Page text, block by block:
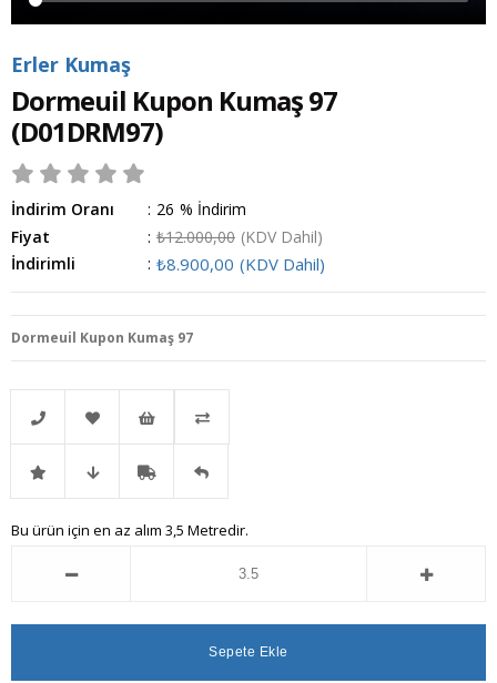
Erler Kumaş
Dormeuil Kupon Kumaş 97
(D01DRM97)
İndirim Oranı : %
26
İndirim
Fiyat
: ₺12.000,00 (KDV Dahil)
İndirimli
: ₺8.900,00 (KDV Dahil)
Dormeuil Kupon Kumaş 97
Telefonla
Sipariş
Favorilere
Ekle
İstek
Listeme
Karşılaştır
İndirimli Fiyat Kargo Gelince
Bu ürün için en az alım 3,5 Metredir.